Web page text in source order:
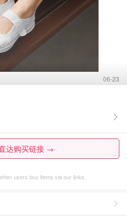
06-23
达购买链接 →
users buy items via our links.